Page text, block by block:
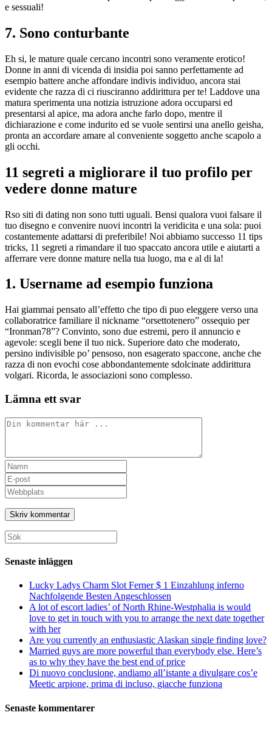
e sessuali!
7. Sono conturbante
Eh si, le mature quale cercano incontri sono veramente erotico!
Donne in anni di vicenda di insidia poi sanno perfettamente ad
esempio battere anche affondare indivis individuo, ancora stai
evidente che razza di ci riusciranno addirittura per te! Laddove una
matura sperimenta una notizia istruzione adora occuparsi ed
presentarsi al apice, ma adora anche farlo dopo, mentre il
dichiarazione e come indurito ed se vuole sentirsi una anello geisha,
pronta an accordare amare al conveniente soggetto anche scapolo a
gli occhi.
11 segreti a migliorare il tuo profilo per
vedere donne mature
Rso siti di dating non sono tutti uguali. Bensi qualora vuoi falsare il
tuo disegno e convenire nuovi incontri la veridicita e una sola: puoi
costantemente adattarsi di preferibile! Noi abbiamo successo 11 tips
tricks, 11 segreti a rimandare il tuo spaccato ancora utile e aiutarti a
afferrare vere donne mature nella tua luogo, ma e al di la!
1. Username ad esempio funziona
Hai giammai pensato all’effetto che tipo di puo eleggere verso una
collaboratrice familiare il nickname “orsettotenero” ossequio per
“Ironman78”? Convinto, sono due estremi, pero il annuncio e
agevole: scegli bene il tuo nick. Superiore dato che moderato,
persino indivisible po’ pensoso, non esagerato spaccone, anche che
razza di non evochi cose abbondantemente sdolcinate addirittura
volgari. Ricorda, le associazioni sono complesso.
Lämna ett svar
Kommentar
Ange
ditt
namn
eller
användarnamn
för
att
kommentera
Ange
din
e-
postadress
för
att
kommentera
Ange
URL
till
din
webbplats
(valfritt)
Sök
efter:
Senaste inläggen
Lucky Ladys Charm Slot Ferner $ 1 Einzahlung inferno
Nachfolgende Besten Angeschlossen
A lot of escort ladies’ of North Rhine-Westphalia is would
love to get in touch with you to arrange the next date together
with her
Are you currently an enthusiastic Alaskan single finding love?
Married guys are more powerful than everybody else. Here’s
as to why they have the best end of price
Di nuovo conclusione, andiamo all’istante a divulgare cos’e
Meetic arpione, prima di incluso, giacche funziona
Senaste kommentarer